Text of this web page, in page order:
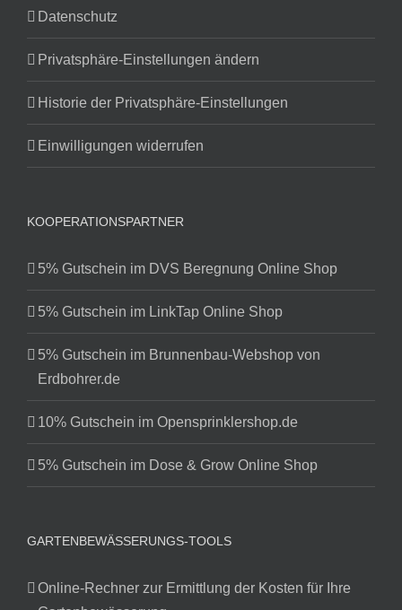
Datenschutz
Privatsphäre-Einstellungen ändern
Historie der Privatsphäre-Einstellungen
Einwilligungen widerrufen
KOOPERATIONSPARTNER
5% Gutschein im DVS Beregnung Online Shop
5% Gutschein im LinkTap Online Shop
5% Gutschein im Brunnenbau-Webshop von
Erdbohrer.de
10% Gutschein im Opensprinklershop.de
5% Gutschein im Dose & Grow Online Shop
GARTENBEWÄSSERUNGS-TOOLS
Online-Rechner zur Ermittlung der Kosten für Ihre